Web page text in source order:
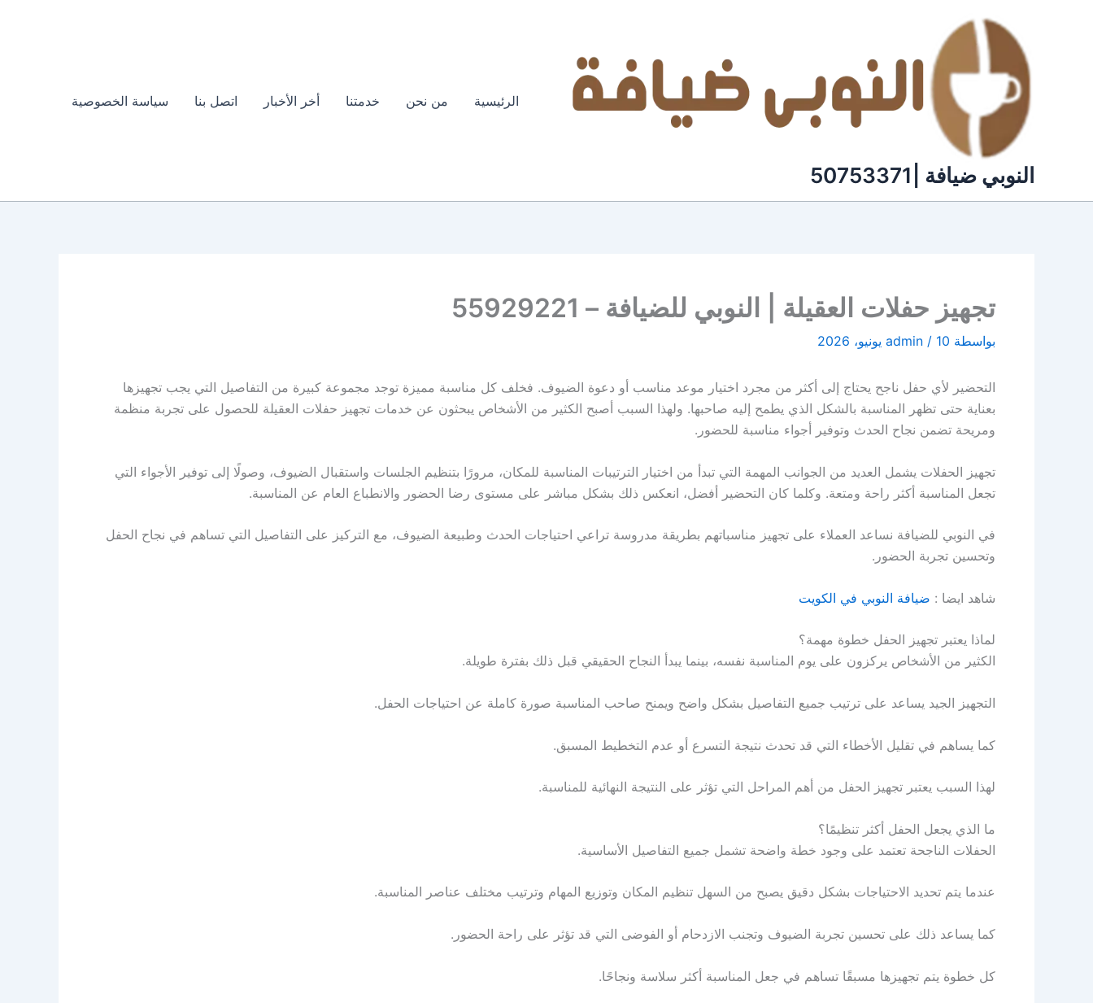
النوبي ضيافة |50753371
الرئيسية من نحن خدمتنا أخر الأخبار اتصل بنا سياسة الخصوصية
تجهيز حفلات العقيلة | النوبي للضيافة – 55929221
بواسطة admin / 10 يونيو، 2026
التحضير لأي حفل ناجح يحتاج إلى أكثر من مجرد اختيار موعد مناسب أو دعوة الضيوف. فخلف كل مناسبة مميزة توجد مجموعة كبيرة من التفاصيل التي يجب تجهيزها
بعناية حتى تظهر المناسبة بالشكل الذي يطمح إليه صاحبها. ولهذا السبب أصبح الكثير من الأشخاص يبحثون عن خدمات تجهيز حفلات العقيلة للحصول على تجربة منظمة
ومريحة تضمن نجاح الحدث وتوفير أجواء مناسبة للحضور.
تجهيز الحفلات يشمل العديد من الجوانب المهمة التي تبدأ من اختيار الترتيبات المناسبة للمكان، مرورًا بتنظيم الجلسات واستقبال الضيوف، وصولًا إلى توفير الأجواء التي
تجعل المناسبة أكثر راحة ومتعة. وكلما كان التحضير أفضل، انعكس ذلك بشكل مباشر على مستوى رضا الحضور والانطباع العام عن المناسبة.
في النوبي للضيافة نساعد العملاء على تجهيز مناسباتهم بطريقة مدروسة تراعي احتياجات الحدث وطبيعة الضيوف، مع التركيز على التفاصيل التي تساهم في نجاح الحفل
وتحسين تجربة الحضور.
شاهد ايضا : ضيافة النوبي في الكويت
لماذا يعتبر تجهيز الحفل خطوة مهمة؟
الكثير من الأشخاص يركزون على يوم المناسبة نفسه، بينما يبدأ النجاح الحقيقي قبل ذلك بفترة طويلة.
التجهيز الجيد يساعد على ترتيب جميع التفاصيل بشكل واضح ويمنح صاحب المناسبة صورة كاملة عن احتياجات الحفل.
كما يساهم في تقليل الأخطاء التي قد تحدث نتيجة التسرع أو عدم التخطيط المسبق.
لهذا السبب يعتبر تجهيز الحفل من أهم المراحل التي تؤثر على النتيجة النهائية للمناسبة.
ما الذي يجعل الحفل أكثر تنظيمًا؟
الحفلات الناجحة تعتمد على وجود خطة واضحة تشمل جميع التفاصيل الأساسية.
عندما يتم تحديد الاحتياجات بشكل دقيق يصبح من السهل تنظيم المكان وتوزيع المهام وترتيب مختلف عناصر المناسبة.
كما يساعد ذلك على تحسين تجربة الضيوف وتجنب الازدحام أو الفوضى التي قد تؤثر على راحة الحضور.
كل خطوة يتم تجهيزها مسبقًا تساهم في جعل المناسبة أكثر سلاسة ونجاحًا.